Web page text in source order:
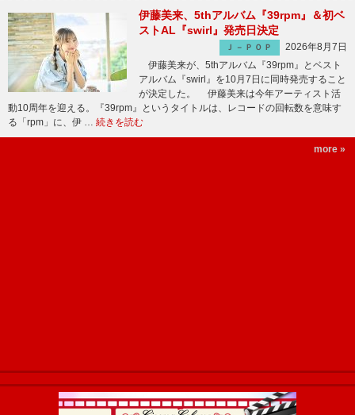
伊藤美来、5thアルバム『39rpm』＆初ベ
ストAL『swirl』発売日決定
Ｊ－ＰＯＰ
2026年8月7日
伊藤美来が、5thアルバム『39rpm』とベスト
アルバム『swirl』を10月7日に同時発売すること
が決定した。 伊藤美来は今年アーティスト活
動10周年を迎える。『39rpm』というタイトルは、レコードの回転数を意味す
る「rpm」に、伊 … 続きを読む
more »